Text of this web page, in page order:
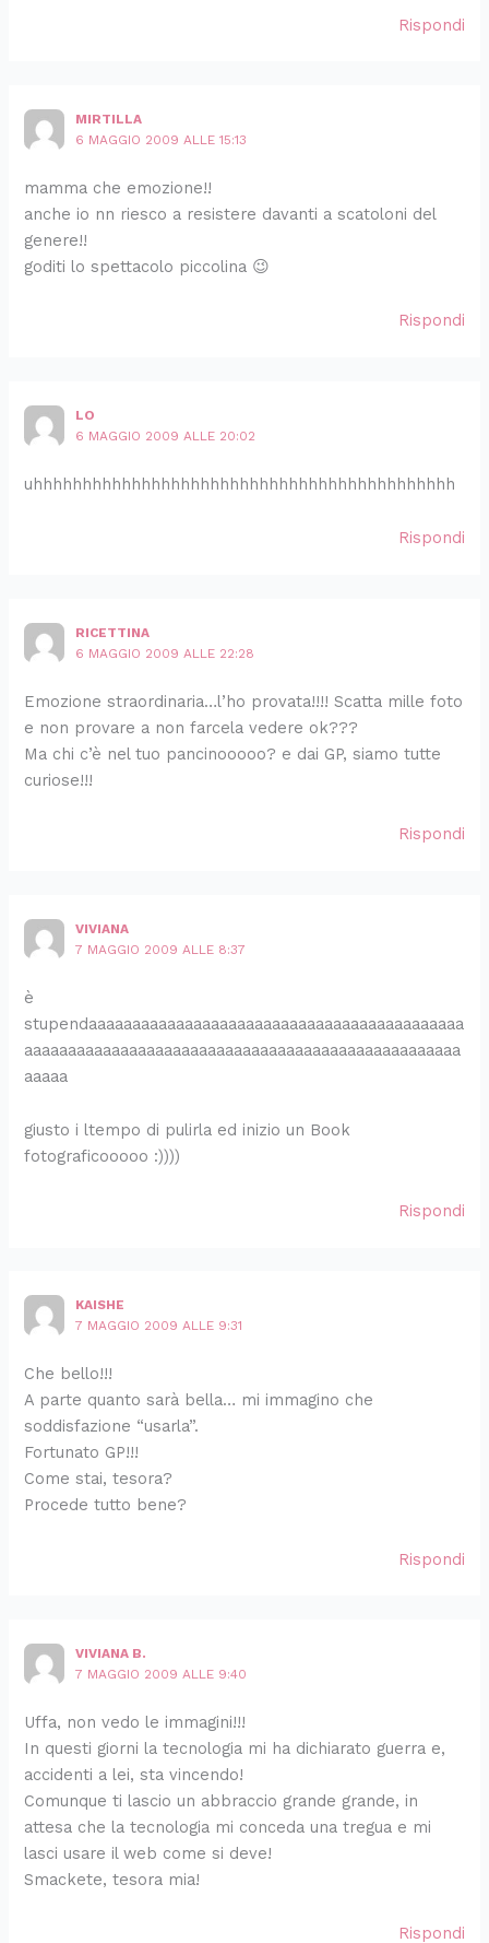
Rispondi
MIRTILLA
6 MAGGIO 2009 ALLE 15:13
mamma che emozione!!
anche io nn riesco a resistere davanti a scatoloni del
genere!!
goditi lo spettacolo piccolina 😉
Rispondi
LO
6 MAGGIO 2009 ALLE 20:02
uhhhhhhhhhhhhhhhhhhhhhhhhhhhhhhhhhhhhhhhhhhh
Rispondi
RICETTINA
6 MAGGIO 2009 ALLE 22:28
Emozione straordinaria…l’ho provata!!!! Scatta mille foto
e non provare a non farcela vedere ok???
Ma chi c’è nel tuo pancinooooo? e dai GP, siamo tutte
curiose!!!
Rispondi
VIVIANA
7 MAGGIO 2009 ALLE 8:37
è
stupendaaaaaaaaaaaaaaaaaaaaaaaaaaaaaaaaaaaaaaaaaaa
aaaaaaaaaaaaaaaaaaaaaaaaaaaaaaaaaaaaaaaaaaaaaaaaaa
aaaaa
giusto i ltempo di pulirla ed inizio un Book
fotograficooooo :))))
Rispondi
KAISHE
7 MAGGIO 2009 ALLE 9:31
Che bello!!!
A parte quanto sarà bella… mi immagino che
soddisfazione “usarla”.
Fortunato GP!!!
Come stai, tesora?
Procede tutto bene?
Rispondi
VIVIANA B.
7 MAGGIO 2009 ALLE 9:40
Uffa, non vedo le immagini!!!
In questi giorni la tecnologia mi ha dichiarato guerra e,
accidenti a lei, sta vincendo!
Comunque ti lascio un abbraccio grande grande, in
attesa che la tecnologia mi conceda una tregua e mi
lasci usare il web come si deve!
Smackete, tesora mia!
Rispondi